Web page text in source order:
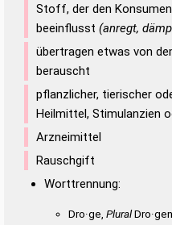
Stoff, der den
beeinflusst (anregt,
übertragen etwas von
berauscht
pflanzlicher, tierischer
Heilmittel, Stimulanzien
Arzneimittel
Rauschgift
Worttrennung:
Dro·ge, PluralDro·gen